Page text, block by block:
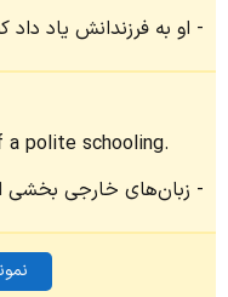
او به فرزندانش یاد داد
a polite schooling.
زبان‌های خارجی بخشی